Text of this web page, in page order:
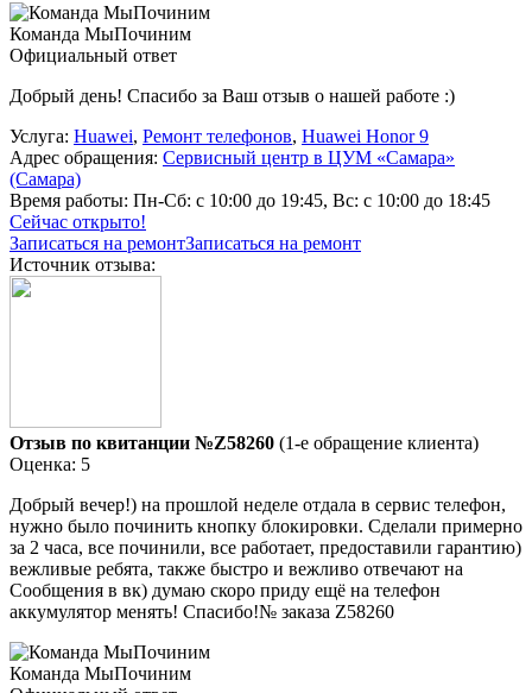
Команда МыПочиним
Официальный ответ
Добрый день! Спасибо за Ваш отзыв о нашей работе :)
Услуга: Huawei, Ремонт телефонов, Huawei Honor 9
Адрес обращения: Сервисный центр в ЦУМ «Самара»
(Самара)
Время работы: Пн-Сб: с 10:00 до 19:45, Вс: с 10:00 до 18:45
Сейчас открыто!
Записаться на ремонтЗаписаться на ремонт
Источник отзыва:
Отзыв по квитанции №Z58260 (1-е обращение клиента)
Оценка: 5
Добрый вечер!) на прошлой неделе отдала в сервис телефон,
нужно было починить кнопку блокировки. Сделали примерно
за 2 часа, все починили, все работает, предоставили гарантию)
вежливые ребята, также быстро и вежливо отвечают на
Сообщения в вк) думаю скоро приду ещё на телефон
аккумулятор менять! Спасибо!№ заказа Z58260
Команда МыПочиним